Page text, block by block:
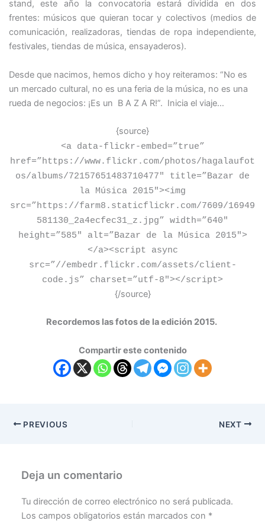
stand, este año la convocatoria estará dividida en dos
frentes: músicos que quieran tocar y colectivos (medios de
comunicación, realizadoras, tiendas de ropa independiente,
festivales, tiendas de música, ensayaderos).
Desde que nacimos, hemos dicho y hoy reiteramos: “No es
un mercado cultural, no es una feria de la música, no es una
rueda de negocios: ¡Es un B A Z A R!”. Inicia el viaje…
{source}
<a data-flickr-embed=”true”
href=”https://www.flickr.com/photos/hagalaufot
os/albums/72157651483710477″ title=”Bazar de
la Música 2015″><img
src=”https://farm8.staticflickr.com/7609/16949
581130_2a4ecfec31_z.jpg” width=”640″
height=”585″ alt=”Bazar de la Música 2015″>
</a><script async
src=”//embedr.flickr.com/assets/client-
code.js” charset=”utf-8″></script>
{/source}
Recordemos las fotos de la edición 2015.
Compartir este contenido
PREVIOUS NEXT
Deja un comentario
Tu dirección de correo electrónico no será publicada.
Los campos obligatorios están marcados con *